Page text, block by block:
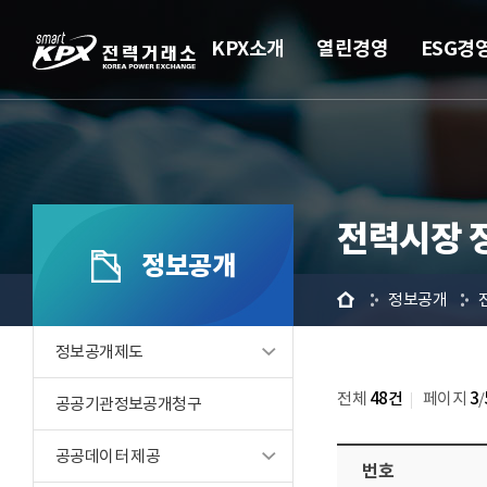
KPX소개 열린경영 ESG경
정보공개
정보공개제도
공공기관정보공개청구
공공데이터 제공
전력시장
홈 정보공개
전체 48건 페이지 3/
번호